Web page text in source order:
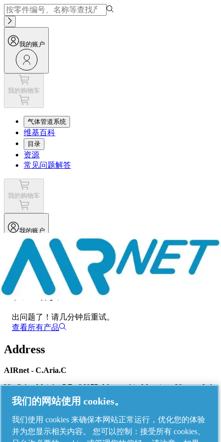
我的账户
我的购物车
气体管道系统
维基百科
目录
资源
常见问题解答
我的购物车
我的账户
菜单
发生错误
出问题了！ 请几分钟后重试。
查看所有产品
Address
AIRnet - C.Aria.C
Via Selva Maiolo, 5/7 - 36075, Montecchio Maggiore, Vicenza Italy
Contact us
我们的网站使用 cookies。
我们使用 cookies 来确保本网站正常运行，优化您的体验
并为您显示相关内容。 您可以控制：接受所有 cookies、